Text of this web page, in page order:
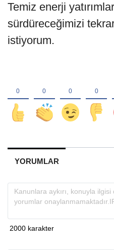
Temiz enerji
sürdüreceğimizi
istiyorum.
YORUMLAR